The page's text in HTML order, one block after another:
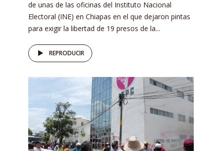
de unas de las oficinas del Instituto Nacional
Electoral (INE) en Chiapas en el que dejaron pintas
para exigir la libertad de 19 presos de la...
REPRODUCIR